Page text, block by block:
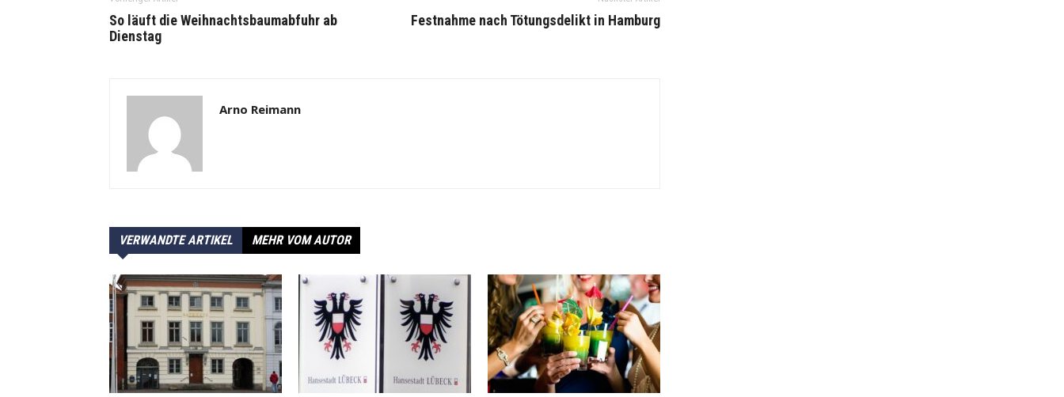
So läuft die Weihnachtsbaumabfuhr ab
Dienstag
Festnahme nach Tötungsdelikt in Hamburg
Arno Reimann
VERWANDTE ARTIKEL MEHR VOM AUTOR